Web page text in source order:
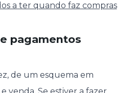
a ter quando faz compras
pagamentos
de um esquema em